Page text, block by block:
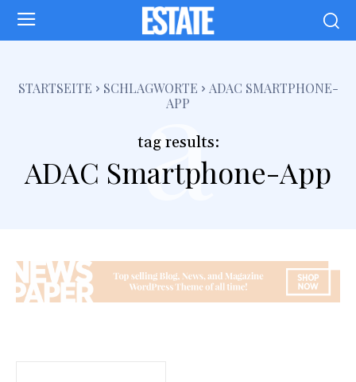
STARTSEITE SCHLAGWORTE
ADAC SMARTPHONE-
APP
tag results:
ADAC Smartphone-App
a